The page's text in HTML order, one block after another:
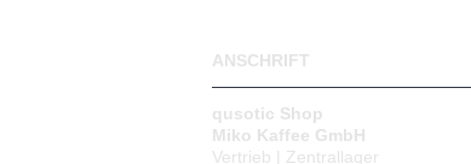
ANSCHRIFT
qusotic Shop
Miko Kaffee GmbH
Vertrieb | Zentrallager